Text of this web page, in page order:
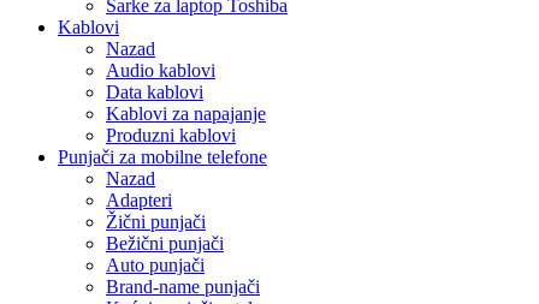
Šarke za laptop Toshiba
Kablovi
Nazad
Audio kablovi
Data kablovi
Kablovi za napajanje
Produzni kablovi
Punjači za mobilne telefone
Nazad
Adapteri
Žični punjači
Bežični punjači
Auto punjači
Brand-name punjači